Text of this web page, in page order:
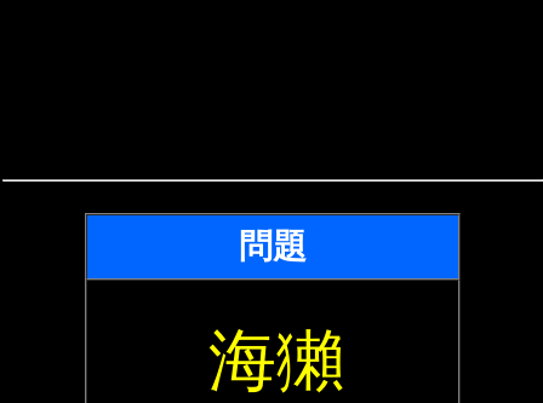
問題
海獺